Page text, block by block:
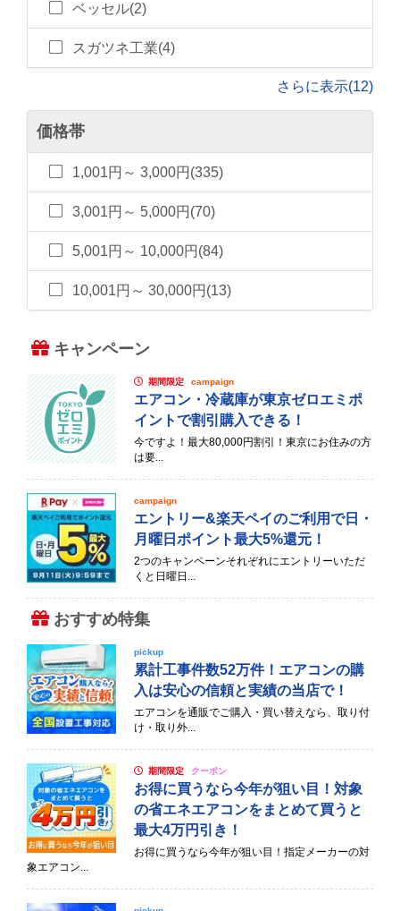
ベッセル(2)
スガツネ工業(4)
さらに表示(12)
価格帯
1,001円～ 3,000円(335)
3,001円～ 5,000円(70)
5,001円～ 10,000円(84)
10,001円～ 30,000円(13)
キャンペーン
期間限定 campaign
エアコン・冷蔵庫が東京ゼロエミポ
イントで割引購入できる！
今ですよ！最大80,000円割引！東京にお住みの方
は要...
campaign
エントリー&楽天ペイのご利用で日・
月曜日ポイント最大5%還元！
2つのキャンペーンそれぞれにエントリーいただ
くと日曜日...
おすすめ特集
pickup
累計工事件数52万件！エアコンの購
入は安心の信頼と実績の当店で！
エアコンを通販でご購入・買い替えなら、取り付
け・取り外...
期間限定 クーポン
お得に買うなら今年が狙い目！対象
の省エネエアコンをまとめて買うと
最大4万円引き！
お得に買うなら今年が狙い目！指定メーカーの対
象エアコン...